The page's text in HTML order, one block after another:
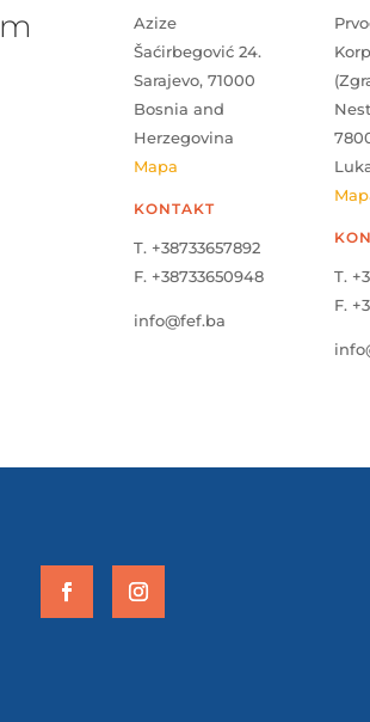
Azize
Šaćirbegović 24.
Sarajevo, 71000
Bosnia and
Herzegovina
Mapa
KONTAKT
T. +38733657892
F. +38733650948
info@fef.ba
T.
F.